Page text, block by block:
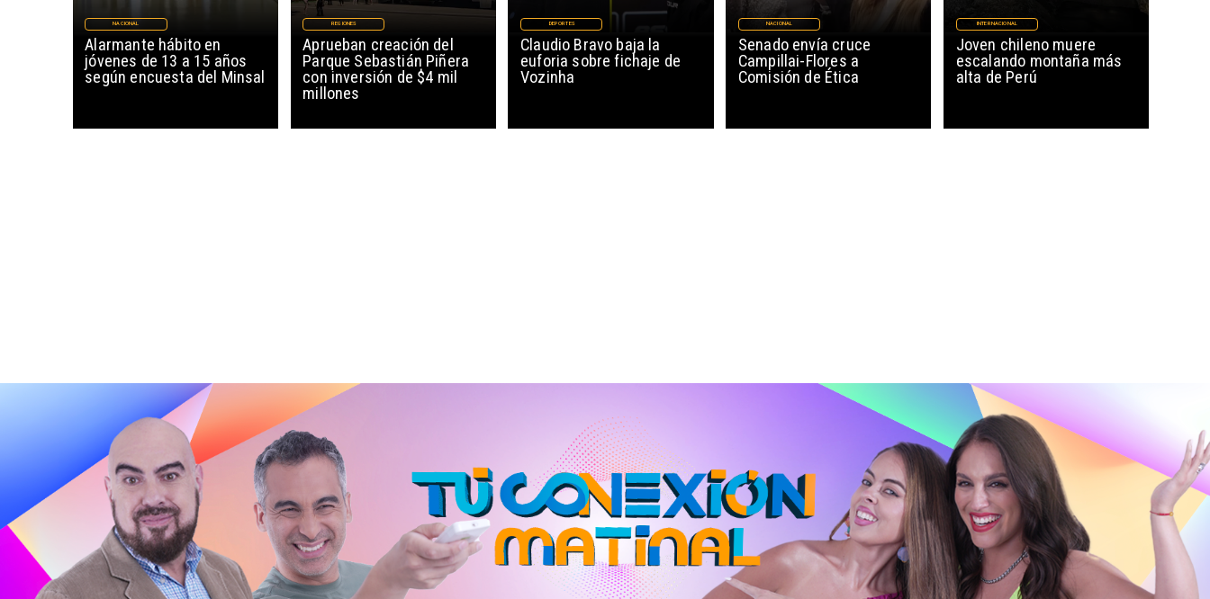
Alarmante hábito en
jóvenes de 13 a 15 años
según encuesta del Minsal
NACIONAL
Aprueban creación del
Parque Sebastián Piñera
con inversión de $4 mil
millones
REGIONES
Claudio Bravo baja la
euforia sobre fichaje de
Vozinha
DEPORTES
Senado envía cruce
Campillai-Flores a
Comisión de Ética
NACIONAL
Joven chileno muere
escalando montaña más
alta de Perú
INTERNACIONAL